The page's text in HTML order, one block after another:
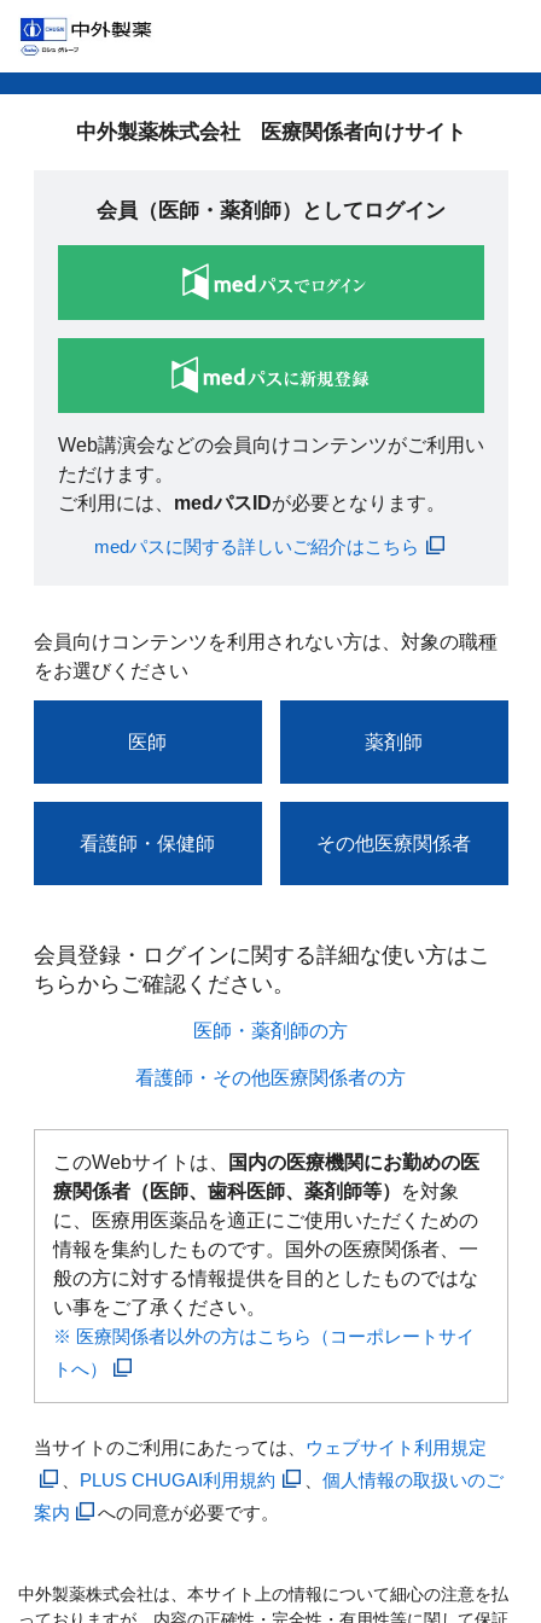
中外製薬株式会社 医療関係者向けサイト
会員（医師・薬剤師）としてログイン
Web講演会などの会員向けコンテンツがご利用い
ただけます。
ご利用には、 medパスIDが必要となります。
medパスに関する詳しいご紹介はこちら
会員向けコンテンツを利用されない方は、対象の職種
をお選びください
医師 薬剤師
看護師・保健師 その他医療関係者
会員登録・ログインに関する詳細な使い方はこ
ちらからご確認ください。​
医師・薬剤師の方​
看護師・その他医療関係者の方​
このWebサイトは、
国内の医療機関にお勤めの医
療関係者（医師、歯科医師、薬剤師等）
を対象
に、医療用医薬品を適正にご使用いただくための
情報を集約したものです。国外の医療関係者、一
般の方に対する情報提供を目的としたものではな
い事をご了承ください。
※ 医療関係者以外の方はこちら（コーポレートサイ
トへ）
当サイトのご利用にあたっては、 ウェブサイト利用規定
PLUS CHUGAI利用規約
個人情報の取扱いのご
案内
への同意が必要です。
中外製薬株式会社は、本サイト上の情報について細心の注意を払
っておりますが、内容の正確性・完全性・有用性等に関して保証